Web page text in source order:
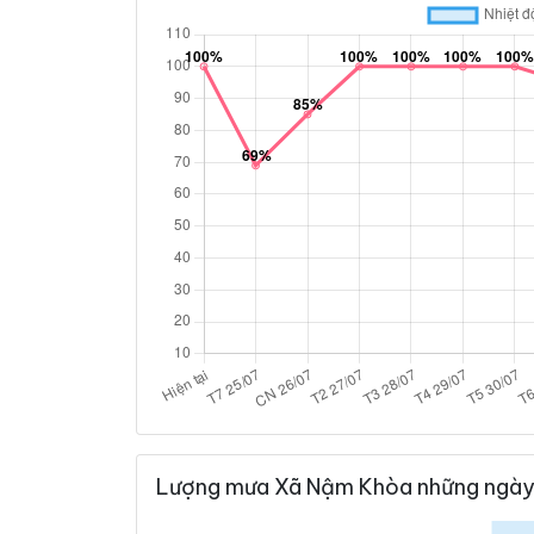
Lượng mưa Xã Nậm Khòa những